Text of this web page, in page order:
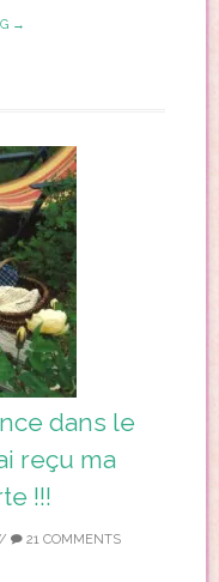
→
dans le
reçu ma
!!!
21 COMMENTS